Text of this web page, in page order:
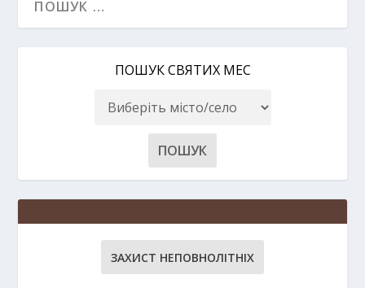
ПОШУК СВЯТИХ МЕС
ЗАХИСТ НЕПОВНОЛІТНІХ